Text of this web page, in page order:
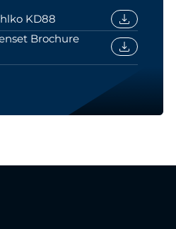
KD88 download
Brochure
download